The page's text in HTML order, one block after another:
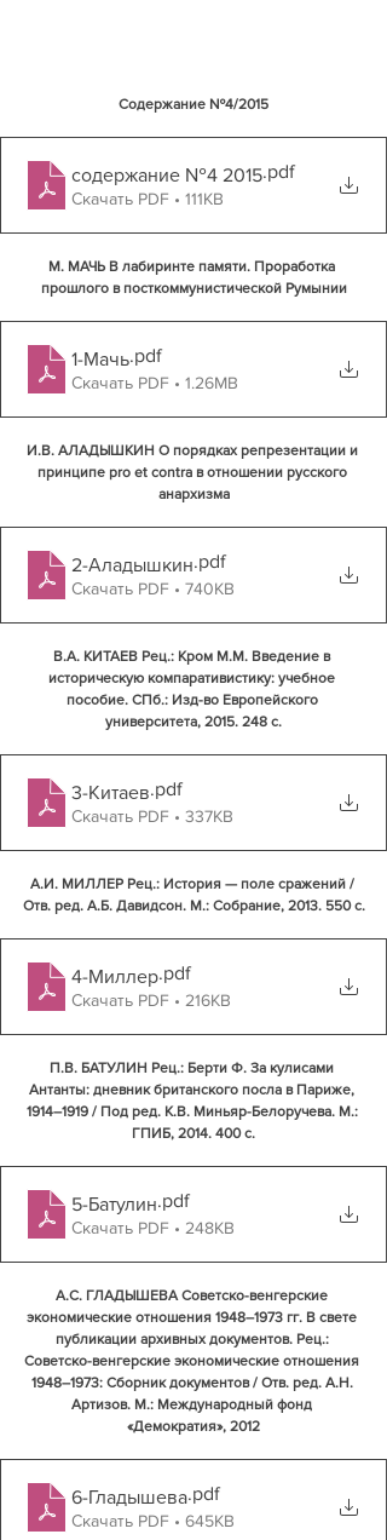
Содержание №4/2015
содержание №4 2015.pdf
Скачать PDF • 111KB
М. МАЧЬ В лабиринте памяти. Проработка
прошлого в посткоммунистической Румынии
1-Мачь.pdf
Скачать PDF • 1.26MB
И.В. АЛАДЫШКИН О порядках репрезентации и
принципе pro et contra в отношении русского
анархизма
2-Аладышкин.pdf
Скачать PDF • 740KB
В.А. КИТАЕВ Рец.: Кром М.М. Введение в
историческую компаративистику: учебное
пособие. СПб.: Изд-во Европейского
университета, 2015. 248 с.
3-Китаев.pdf
Скачать PDF • 337KB
А.И. МИЛЛЕР Рец.: История — поле сражений /
Отв. ред. А.Б. Давидсон. М.: Собрание, 2013. 550 с.
4-Миллер.pdf
Скачать PDF • 216KB
П.В. БАТУЛИН Рец.: Берти Ф. За кулисами
Антанты: дневник британского посла в Париже,
1914–1919 / Под ред. К.В. Миньяр-Белоручева. М.:
ГПИБ, 2014. 400 с.
5-Батулин.pdf
Скачать PDF • 248KB
А.С. ГЛАДЫШЕВА Советско-венгерские
экономические отношения 1948–1973 гг. В свете
публикации архивных документов. Рец.:
Советско-венгерские экономические отношения
1948–1973: Сборник документов / Отв. ред. А.Н.
Артизов. М.: Международный фонд
«Демократия», 2012
6-Гладышева.pdf
Скачать PDF • 645KB